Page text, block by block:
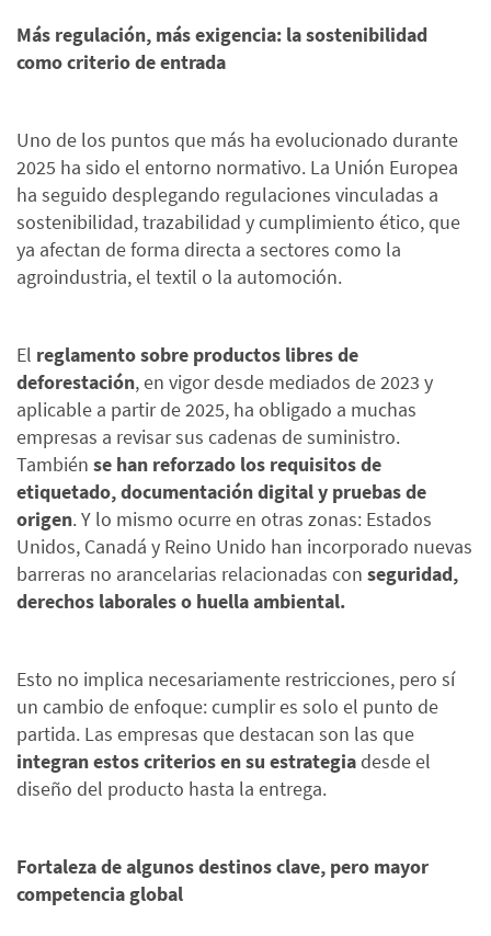
Más regulación, más exigencia: la sostenibilidad
como criterio de entrada
Uno de los puntos que más ha evolucionado durante
2025 ha sido el entorno normativo. La Unión Europea
ha seguido desplegando regulaciones vinculadas a
sostenibilidad, trazabilidad y cumplimiento ético, que
ya afectan de forma directa a sectores como la
agroindustria, el textil o la automoción.
El reglamento sobre productos libres de
deforestación, en vigor desde mediados de 2023 y
aplicable a partir de 2025, ha obligado a muchas
empresas a revisar sus cadenas de suministro.
También se han reforzado los requisitos de
etiquetado, documentación digital y pruebas de
origen. Y lo mismo ocurre en otras zonas: Estados
Unidos, Canadá y Reino Unido han incorporado nuevas
barreras no arancelarias relacionadas con seguridad,
derechos laborales o huella ambiental.
Esto no implica necesariamente restricciones, pero sí
un cambio de enfoque: cumplir es solo el punto de
partida. Las empresas que destacan son las que
integran estos criterios en su estrategiadesde el
diseño del producto hasta la entrega.
Fortaleza de algunos destinos clave, pero mayor
competencia global